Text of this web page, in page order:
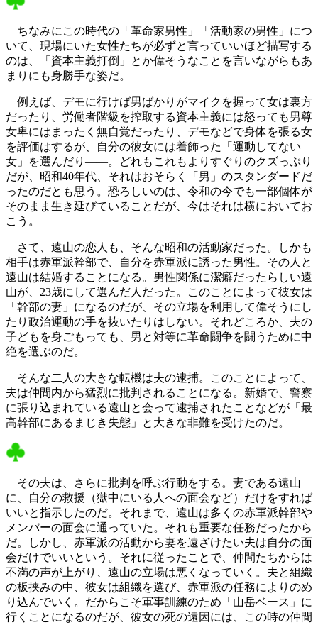
ちなみにこの時代の「革命家男性」「活動家の男性」につ
いて、現場にいた女性たちが必ずと言っていいほど描写する
のは、「資本主義打倒」とか偉そうなことを言いながらもあ
まりにも身勝手な姿だ。
例えば、デモに行けば男ばかりがマイクを握って女は裏方
だったり、労働者階級を搾取する資本主義には怒っても男尊
女卑にはまったく無自覚だったり、デモなどで身体を張る女
を評価はするが、自分の彼女には着飾った「運動してない
女」を選んだり――。どれもこれもよりすぐりのクズっぷり
だが、昭和40年代、それはおそらく「男」のスタンダードだ
ったのだとも思う。恐ろしいのは、令和の今でも一部個体が
そのまま生き延びていることだが、今はそれは横においてお
こう。
さて、遠山の恋人も、そんな昭和の活動家だった。しかも
相手は赤軍派幹部で、自分を赤軍派に誘った男性。その人と
遠山は結婚することになる。男性関係に潔癖だったらしい遠
山が、23歳にして選んだ人だった。このことによって彼女は
「幹部の妻」になるのだが、その立場を利用して偉そうにし
たり政治運動の手を抜いたりはしない。それどころか、夫の
子どもを身ごもっても、男と対等に革命闘争を闘うために中
絶を選ぶのだ。
そんな二人の大きな転機は夫の逮捕。このことによって、
夫は仲間内から猛烈に批判されることになる。新婚で、警察
に張り込まれている遠山と会って逮捕されたことなどが「最
高幹部にあるまじき失態」と大きな非難を受けたのだ。
その夫は、さらに批判を呼ぶ行動をする。妻である遠山
に、自分の救援（獄中にいる人への面会など）だけをすれば
いいと指示したのだ。それまで、遠山は多くの赤軍派幹部や
メンバーの面会に通っていた。それも重要な任務だったから
だ。しかし、赤軍派の活動から妻を遠ざけたい夫は自分の面
会だけでいいという。それに従ったことで、仲間たちからは
不満の声が上がり、遠山の立場は悪くなっていく。夫と組織
の板挟みの中、彼女は組織を選び、赤軍派の任務によりのめ
り込んでいく。だからこそ軍事訓練のため「山岳ベース」に
行くことになるのだが、彼女の死の遠因には、この時の仲間